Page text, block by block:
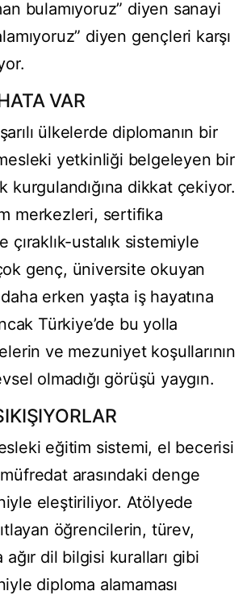
bulamıyoruz” diyen sanayi
diyen gençleri karşı
VAR
ülkelerde diplomanın bir
yetkinliği belgeleyen bir
kurgulandığına dikkat çekiyor.
merkezleri, sertifika
çıraklık-ustalık sistemiyle
genç, üniversite okuyan
daha erken yaşta iş hayatına
Türkiye’de bu yolla
ve mezuniyet koşullarının
olmadığı görüşü yaygın.
eğitim sistemi, el becerisi
arasındaki denge
eleştiriliyor. Atölyede
öğrencilerin, türev,
dil bilgisi kuralları gibi
diploma alamaması